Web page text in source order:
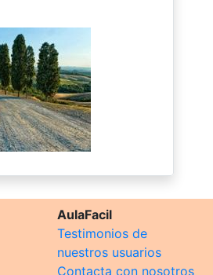
AulaFacil
Testimonios de
nuestros usuarios
Contacta con nosotros